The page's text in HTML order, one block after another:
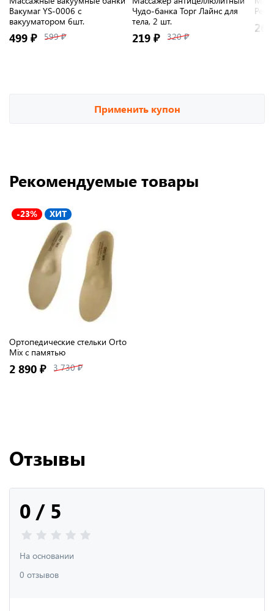
Вакумаг YS-0006 с
вакууматором 6шт.
499 ₽ 599 ₽
Чудо-банка Торг Лайнс для
тела, 2 шт.
219 ₽ 320 ₽
Применить купон
Рекомендуемые товары
-23% ХИТ
Ортопедические стельки Orto
Mix с памятью
2 890 ₽ 3 730 ₽
Отзывы
0 / 5
На основании
0 отзывов